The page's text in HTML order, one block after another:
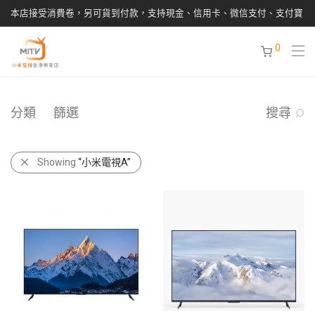
本店接受消費卷，另可貨到付款，支持現金、信用卡、微信支付、支付寶
0
分類 篩選 搜尋
Showing “小米電視A”